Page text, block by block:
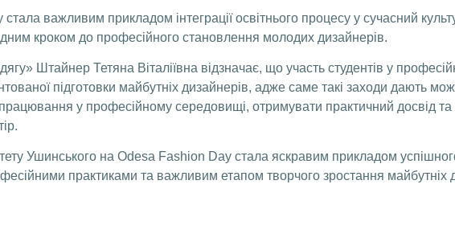
важливим прикладом інтеграції освітнього процесу у сучасний
кроком до професійного становлення молодих дизайнерів.
Штайнер Тетяна Віталіївна відзначає, що участь студентів у
підготовки майбутніх дизайнерів, адже саме такі заходи дають
у професійному середовищі, отримувати практичний досвід та
Ушинського на Odesa Fashion Day стала яскравим прикладом
практиками та важливим етапом творчого зростання майбутніх